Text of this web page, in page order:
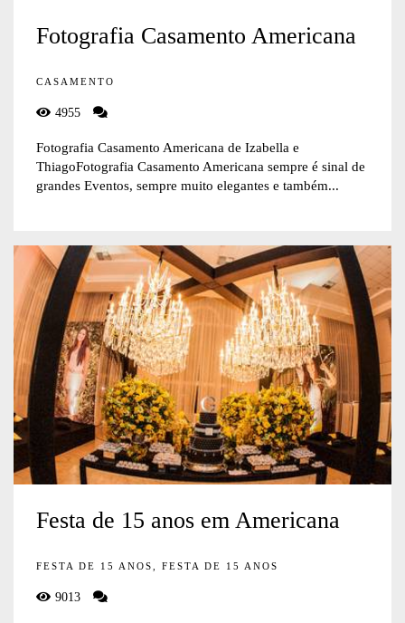
Fotografia Casamento Americana
CASAMENTO
4955
Fotografia Casamento Americana de Izabella e
ThiagoFotografia Casamento Americana sempre é sinal de
grandes Eventos, sempre muito elegantes e também...
Festa de 15 anos em Americana
FESTA DE 15 ANOS, FESTA DE 15 ANOS
9013